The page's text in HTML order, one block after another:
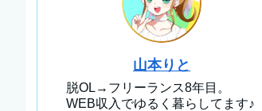
山本りと
脱OL→フリーランス8年目。
WEB収入でゆるく暮らしてます♪